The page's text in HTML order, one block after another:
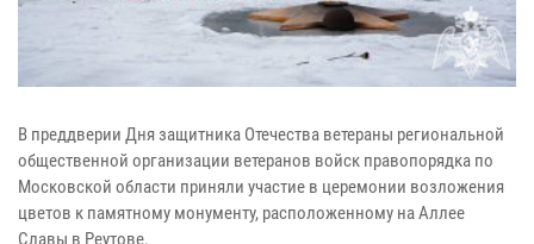
В преддверии Дня защитника Отечества ветераны региональной
общественной организации ветеранов войск правопорядка по
Московской области приняли участие в церемонии возложения
цветов к памятному монументу, расположенному на Аллее
Славы в Реутове.